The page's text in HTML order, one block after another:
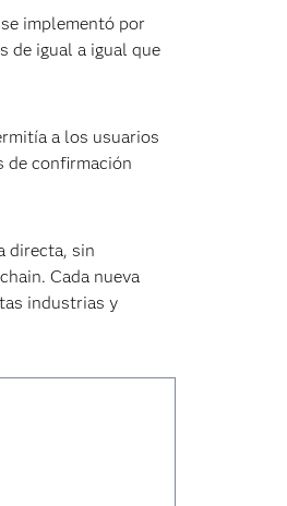
implementó por
de igual a igual que
a los usuarios
de confirmación
directa, sin
Cada nueva
industrias y